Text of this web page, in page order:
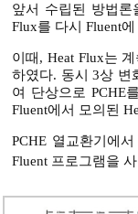
앞서 수립된 방법론
Flux를 다시 Fluent
이때, Heat Flux는
하였다. 동시 3상 변
여 단상으로 PCHE
Fluent에서 모의된
PCHE 열교환기에
Fluent 프로그램을